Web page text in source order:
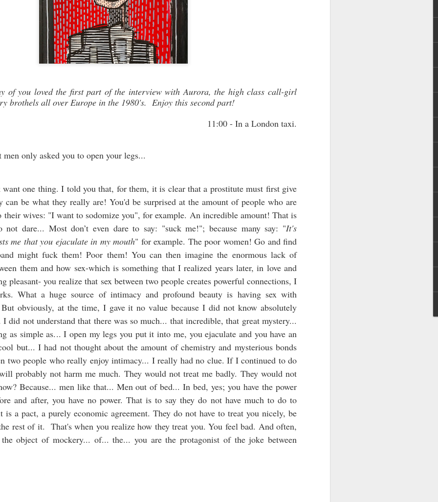
of you loved the first part of the interview with Aurora, the high class call-girl
brothels all over Europe in the 1980's. Enjoy this second part!
11:00 - In a London taxi.
only asked you to open your legs...
one thing. I told you that, for them, it is clear that a prostitute must first give
can be what they really are! You'd be surprised at the amount of people who are
their wives: "I want to sodomize you", for example. An incredible amount! That is
not dare... Most don’t even dare to say: "suck me!"; because many say: "It's
me that you ejaculate in my mouth" for example. The poor women! Go and find
might fuck them! Poor them! You can then imagine the enormous lack of
them and how sex-which is something that I realized years later, in love and
pleasant- you realize that sex between two people creates powerful connections, I
What a huge source of intimacy and profound beauty is having sex with
But obviously, at the time, I gave it no value because I did not know absolutely
did not understand that there was so much... that incredible, that great mystery...
as simple as... I open my legs you put it into me, you ejaculate and you have an
but... I had not thought about the amount of chemistry and mysterious bonds
two people who really enjoy intimacy... I really had no clue. If I continued to do
probably not harm me much. They would not treat me badly. They would not
Because... men like that... Men out of bed... In bed, yes; you have the power
and after, you have no power. That is to say they do not have much to do to
is a pact, a purely economic agreement. They do not have to treat you nicely, be
rest of it. That's when you realize how they treat you. You feel bad. And often,
object of mockery... of... the... you are the protagonist of the joke between
SEP
9
Un Fukushima français
est-il possible ?
Dernier volet de notre
enquête
Les nappes phréatiques et les
sources en eaux potables ne
peuvent échapper à la
contamination radiologique
Une catastrophe de catégorie 7
sur l’échelle d’INES est en soi une
situation dont la chronologie est
au bas mot de 100.000 ans. Au-
delà de l’impact à court terme sur
les populations lors de la phase
d’urgence, le problème est donc à
contempler sur le très long terme ;
pour nous en faire une idée, les
peintures paléolithiques de la
grotte Chauvet sont
âgées de 35.000 ans.
SEP
8
Un Fukushima français
est-il possible ?
Second volet de notre
enquête
Voici le second volet de notre
enquête sur la sécurité nucléaire
en France. Ce second chapitre
analyse la pertinence des plans
d’urgence mis en place par les
pouvoirs publics. Ces estimations
sont contrastées avec les faits qui
Three Miles Islans, de Tchernobyl
et de Fukushima Daiichi.
SEP
1
Un Fukushima français
est-il possible ?
Premier volet
L’histoire du nucléaire de ces
est marquée par de belles
conquêtes technologiques et par
cinq accidents graves dont quatre
catastrophes du type Fukushima.
La fonte des réacteurs d’une
centrale nucléaire – en d’autres
mots : Armageddon- est une
éventualité que les experts et les
états sous-estiment
systématiquement.
Dans cet article, nous allons
passer en revue cinq arguments
qui nous aideront à étayer cette
déclaration plutôt alarmante.
REPORTAGE: le bagne de Cayenne. Vieille histoire ?
Un reportage de Stéphane et Philippe Nadouce
livre de la semaine n’est pas une nouveauté mais sa force et son
en font un classique du journalisme d’investigation... « Au
» un livre écrit par Albert Londres en 1924 après un séjour, une
aux enfers serait-il plus juste de dire, à l’île du Diable, en
Contre le travail
Différencier l’homo faber de l’animal laborans. Selon Annah
Arendt, une distinction est à faire entre l’œuvre et le travail.
ce qui dure, le travail, l’éphémère, ce qui est consommé pour
besoins. « Le travail de notre corps et l’œuvre de nos mains »
Locke dans le Second traité du gouvernement civil (1760).
pour l’œuvre. L’homo faber est en déclin.